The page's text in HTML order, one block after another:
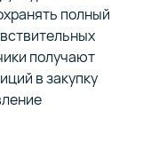
полный
получают
в закупку